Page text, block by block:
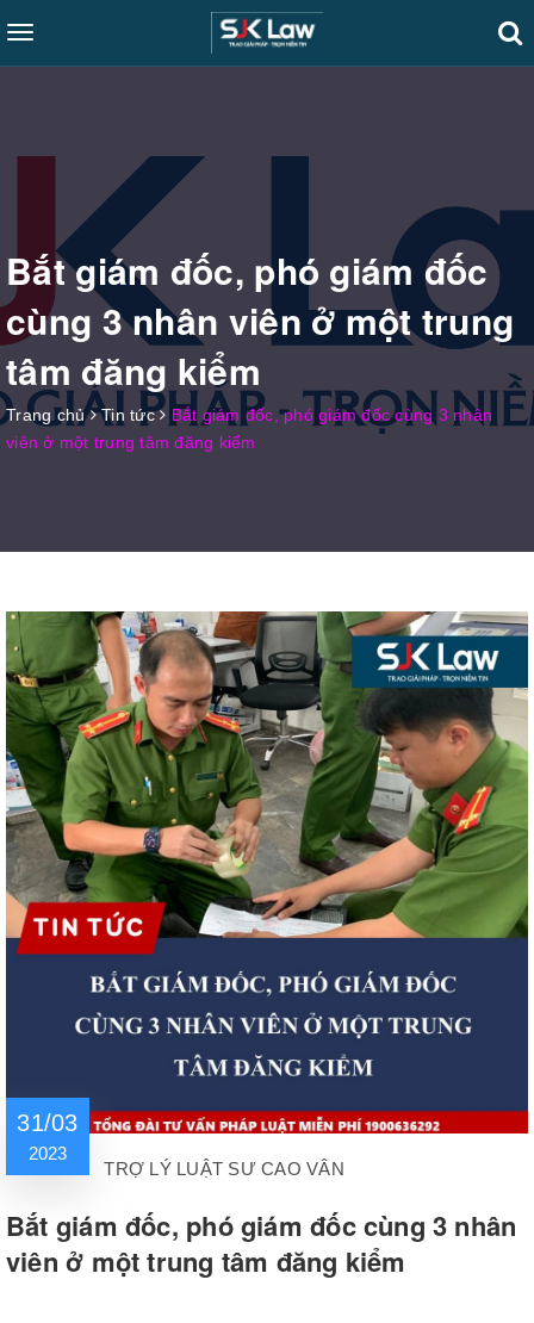
Toggle
navigation
Bắt giám đốc, phó giám đốc
cùng 3 nhân viên ở một trung
tâm đăng kiểm
Trang chủ Tin tức
Bắt giám đốc, phó giám đốc cùng 3 nhân
viên ở một trung tâm đăng kiểm
31/03
2023
TRỢ LÝ LUẬT SƯ CAO VÂN
Bắt giám đốc, phó giám đốc cùng 3 nhân
viên ở một trung tâm đăng kiểm